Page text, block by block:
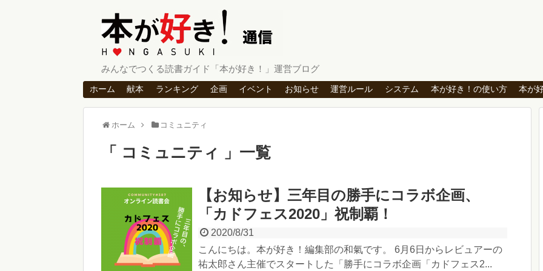
みんなでつくる読書ガイド「本が好き！」運営ブログ
ホーム 献本 ランキング 企画 イベント お知らせ 運営ルール システム 本が好き！の使い方 本が
ホーム コミュニティ
コミュニティ 一覧
【お知らせ】三年目の勝手にコラボ企画、
「カドフェス2020」祝制覇！
2020/8/31
こんにちは。本が好き！編集部の和氣です。 6月6日からレビュアーの
祐太郎さん主催でスタートした「勝手にコラボ企画「カドフェス2...